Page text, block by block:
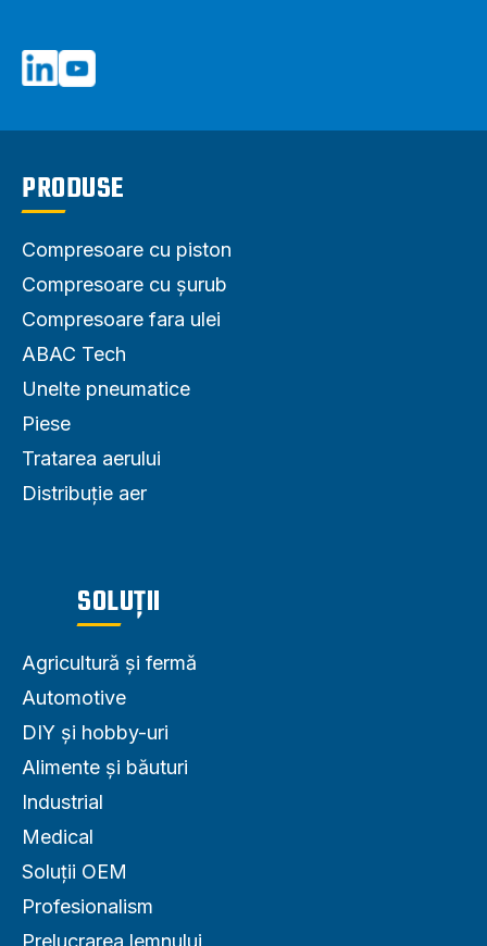
PRODUSE
Compresoare cu piston
Compresoare cu șurub
Compresoare fara ulei
ABAC Tech
Unelte pneumatice
Piese
Tratarea aerului
Distribuție aer
SOLUȚII
Agricultură și fermă
Automotive
DIY și hobby-uri
Alimente și băuturi
Industrial
Medical
Soluții OEM
Profesionalism
Prelucrarea lemnului